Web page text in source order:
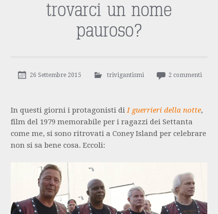
trovarci un nome
pauroso?
26 Settembre 2015 trivigantismi 2 commenti
In questi giorni i protagonisti diI guerrieri della notte,
film del 1979 memorabile per i ragazzi dei Settanta
come me, si sono ritrovati a Coney Island per celebrare
non si sa bene cosa. Eccoli: